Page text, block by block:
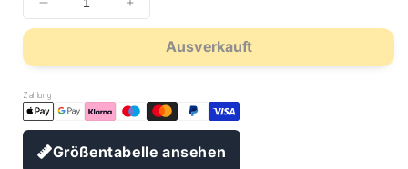
Ausverkauft
Zahlung
Größentabelle ansehen